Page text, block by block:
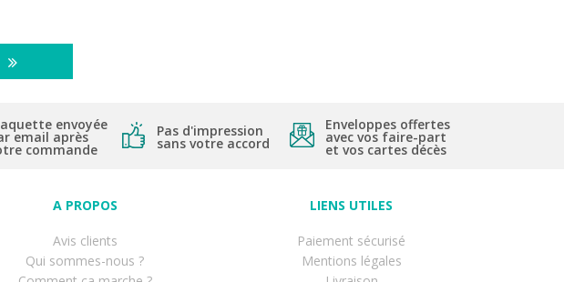
envoyée
email après
commande
Pas d'impression
sans votre accord
Enveloppes offertes
avec vos faire-part
et vos cartes décès
A PROPOS
Avis clients
Qui sommes-nous ?
LIENS UTILES
Paiement sécurisé
Mentions légales